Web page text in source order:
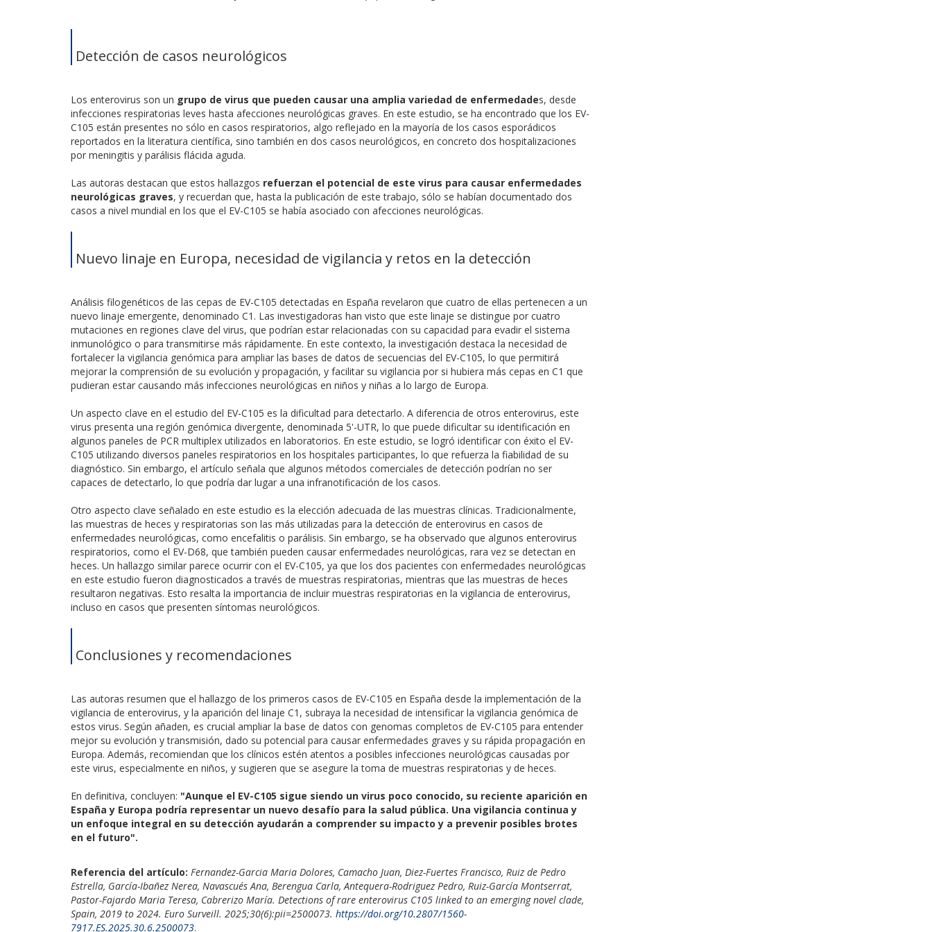
Detección de casos neurológicos
Los enterovirus son un grupo de virus que pueden causar una amplia variedad de enfermedades, desde
infecciones respiratorias leves hasta afecciones neurológicas graves. En este estudio, se ha encontrado que los EV-
C105 están presentes no sólo en casos respiratorios, algo reflejado en la mayoría de los casos esporádicos
reportados en la literatura científica, sino también en dos casos neurológicos, en concreto dos hospitalizaciones
por meningitis y parálisis flácida aguda.
Las autoras destacan que estos hallazgos refuerzan el potencial de este virus para causar enfermedades
neurológicas graves, y recuerdan que, hasta la publicación de este trabajo, sólo se habían documentado dos
casos a nivel mundial en los que el EV-C105 se había asociado con afecciones neurológicas.
Nuevo linaje en Europa, necesidad de vigilancia y retos en la detección
Análisis filogenéticos de las cepas de EV-C105 detectadas en España revelaron que cuatro de ellas pertenecen a un
nuevo linaje emergente, denominado C1. Las investigadoras han visto que este linaje se distingue por cuatro
mutaciones en regiones clave del virus, que podrían estar relacionadas con su capacidad para evadir el sistema
inmunológico o para transmitirse más rápidamente. En este contexto, la investigación destaca la necesidad de
fortalecer la vigilancia genómica para ampliar las bases de datos de secuencias del EV-C105, lo que permitirá
mejorar la comprensión de su evolución y propagación, y facilitar su vigilancia por si hubiera más cepas en C1 que
pudieran estar causando más infecciones neurológicas en niños y niñas a lo largo de Europa.
Un aspecto clave en el estudio del EV-C105 es la dificultad para detectarlo. A diferencia de otros enterovirus, este
virus presenta una región genómica divergente, denominada 5'-UTR, lo que puede dificultar su identificación en
algunos paneles de PCR multiplex utilizados en laboratorios. En este estudio, se logró identificar con éxito el EV-
C105 utilizando diversos paneles respiratorios en los hospitales participantes, lo que refuerza la fiabilidad de su
diagnóstico. Sin embargo, el artículo señala que algunos métodos comerciales de detección podrían no ser
capaces de detectarlo, lo que podría dar lugar a una infranotificación de los casos.
Otro aspecto clave señalado en este estudio es la elección adecuada de las muestras clínicas. Tradicionalmente,
las muestras de heces y respiratorias son las más utilizadas para la detección de enterovirus en casos de
enfermedades neurológicas, como encefalitis o parálisis. Sin embargo, se ha observado que algunos enterovirus
respiratorios, como el EV-D68, que también pueden causar enfermedades neurológicas, rara vez se detectan en
heces. Un hallazgo similar parece ocurrir con el EV-C105, ya que los dos pacientes con enfermedades neurológicas
en este estudio fueron diagnosticados a través de muestras respiratorias, mientras que las muestras de heces
resultaron negativas. Esto resalta la importancia de incluir muestras respiratorias en la vigilancia de enterovirus,
incluso en casos que presenten síntomas neurológicos.
Conclusiones y recomendaciones
Las autoras resumen que el hallazgo de los primeros casos de EV-C105 en España desde la implementación de la
vigilancia de enterovirus, y la aparición del linaje C1, subraya la necesidad de intensificar la vigilancia genómica de
estos virus. Según añaden, es crucial ampliar la base de datos con genomas completos de EV-C105 para entender
mejor su evolución y transmisión, dado su potencial para causar enfermedades graves y su rápida propagación en
Europa. Además, recomiendan que los clínicos estén atentos a posibles infecciones neurológicas causadas por
este virus, especialmente en niños, y sugieren que se asegure la toma de muestras respiratorias y de heces.
En definitiva, concluyen: "Aunque el EV-C105 sigue siendo un virus poco conocido, su reciente aparición en
España y Europa podría representar un nuevo desafío para la salud pública. Una vigilancia continua y
un enfoque integral en su detección ayudarán a comprender su impacto y a prevenir posibles brotes
en el futuro".
Referencia del artículo: Fernandez-Garcia Maria Dolores, Camacho Juan, Diez-Fuertes Francisco, Ruiz de Pedro
Estrella, García-Ibañez Nerea, Navascués Ana, Berengua Carla, Antequera-Rodriguez Pedro, Ruiz-García Montserrat,
Pastor-Fajardo Maria Teresa, Cabrerizo María. Detections of rare enterovirus C105 linked to an emerging novel clade,
Spain, 2019 to 2024. Euro Surveill. 2025;30(6):pii=2500073. https://doi.org/10.2807/1560-
7917.ES.2025.30.6.2500073.